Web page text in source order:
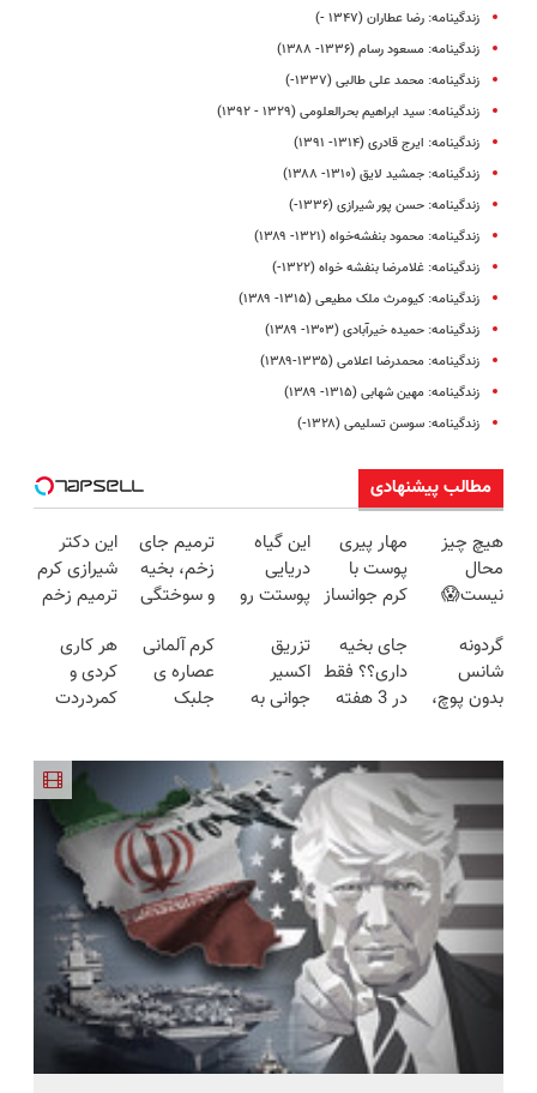
زندگینامه: رضا عطاران (۱۳۴۷ -)
زندگینامه: مسعود رسام (۱۳۳۶- ۱۳۸۸)
زندگینامه: محمد علی طالبی (۱۳۳۷-)
زندگینامه: سید ابراهیم بحرالعلومی (۱۳۲۹ - ۱۳۹۲)
زندگینامه: ایرج قادری (۱۳۱۴- ۱۳۹۱)
زندگینامه: جمشید لایق (۱۳۱۰- ۱۳۸۸)
زندگینامه: حسن پور شیرازی (۱۳۳۶-)
زندگینامه: محمود بنفشه‌خواه (۱۳۲۱- ۱۳۸۹)
زندگینامه: غلامرضا بنفشه خواه (۱۳۲۲-)
زندگینامه: کیومرث ملک مطیعی (۱۳۱۵- ۱۳۸۹)
زندگینامه: حمیده خیرآبادی (۱۳۰۳- ۱۳۸۹)
زندگینامه: محمدرضا اعلامی (۱۳۳۵-۱۳۸۹)
زندگینامه: مهین شهابی (۱۳۱۵- ۱۳۸۹)
زندگینامه: سوسن تسلیمی (۱۳۲۸-)
مطالب پیشنهادی
هیچ چیز
محال
نیست😱
جلبک با
تخفیف
منتظرته!
مهار پیری
پوست با
کرم جوانساز
آلمانی(تخفیف
ویژه تا
امشب)
این گیاه
دریایی
پوستت رو
میکنه
جوون شدی
خرید
ترمیم جای
زخم، بخیه
و سوختگی
هفته!!😍
این دکتر
شیرازی کرم
ترمیم زخم
ساخت!!!
گردونه
شانس
بدون پوچ،
دیجیتال و
دلار🔥
جای بخیه
داری؟؟ فقط
در 3 هفته
تزریق
اکسیر
جوانی به
کرم آلمانی
عصاره ی
جلبک
اکسیر
جوانی!!
هر کاری
کردی و
کمردردت
پرسشنامه و
دریافت راه
حل